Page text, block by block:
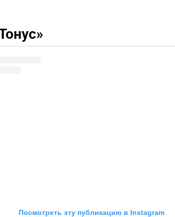
Посмотреть эту публикацию в Instagram